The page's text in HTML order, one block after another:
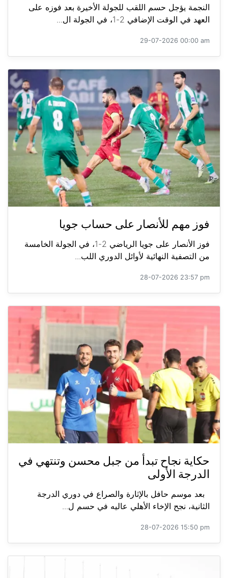
النجمة يؤجل حسم اللقب للجولة الأخيرة بعد فوزه على
العهد في الوقت الإضافي 2-1، في الجولة ال...
29-07-2026 00:00 am
فوز مهم للأنصار على حساب جويا
فوز الأنصار على جويا الرياضي 2-1، في الجولة الخامسة
من التصفية النهائية لأوائل الدوري اللب...
28-07-2026 23:57 pm
حكاية نجاح تبدأ من جبل محسن وتنتهي في
الدرجة الأولى
بعد موسم حافل بالإثارة والصراع في دوري الدرجة
الثانية، نجح الإخاء الأهلي عاليه في حسم ل...
28-07-2026 15:50 pm